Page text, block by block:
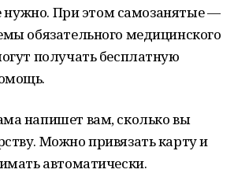
нужно. При этом самозанятые —
обязательного медицинского
получать бесплатную
напишет вам, сколько вы
Можно привязать карту и
автоматически.